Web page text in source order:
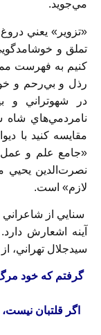
مي‌جويد.
«تزوير» يعني
تملق و
کنيم به فهرست
رذل و بي‌رحم و
در شهوتراني و
نامردمي‌هاي شاه
مقايسه کنيد با
«جامع علم و
نصرت‌الدين يحيي
لازم» است.
سنايي از
آينه اشعارش
سيدجلال تهراني،
گرفتم که
اگر